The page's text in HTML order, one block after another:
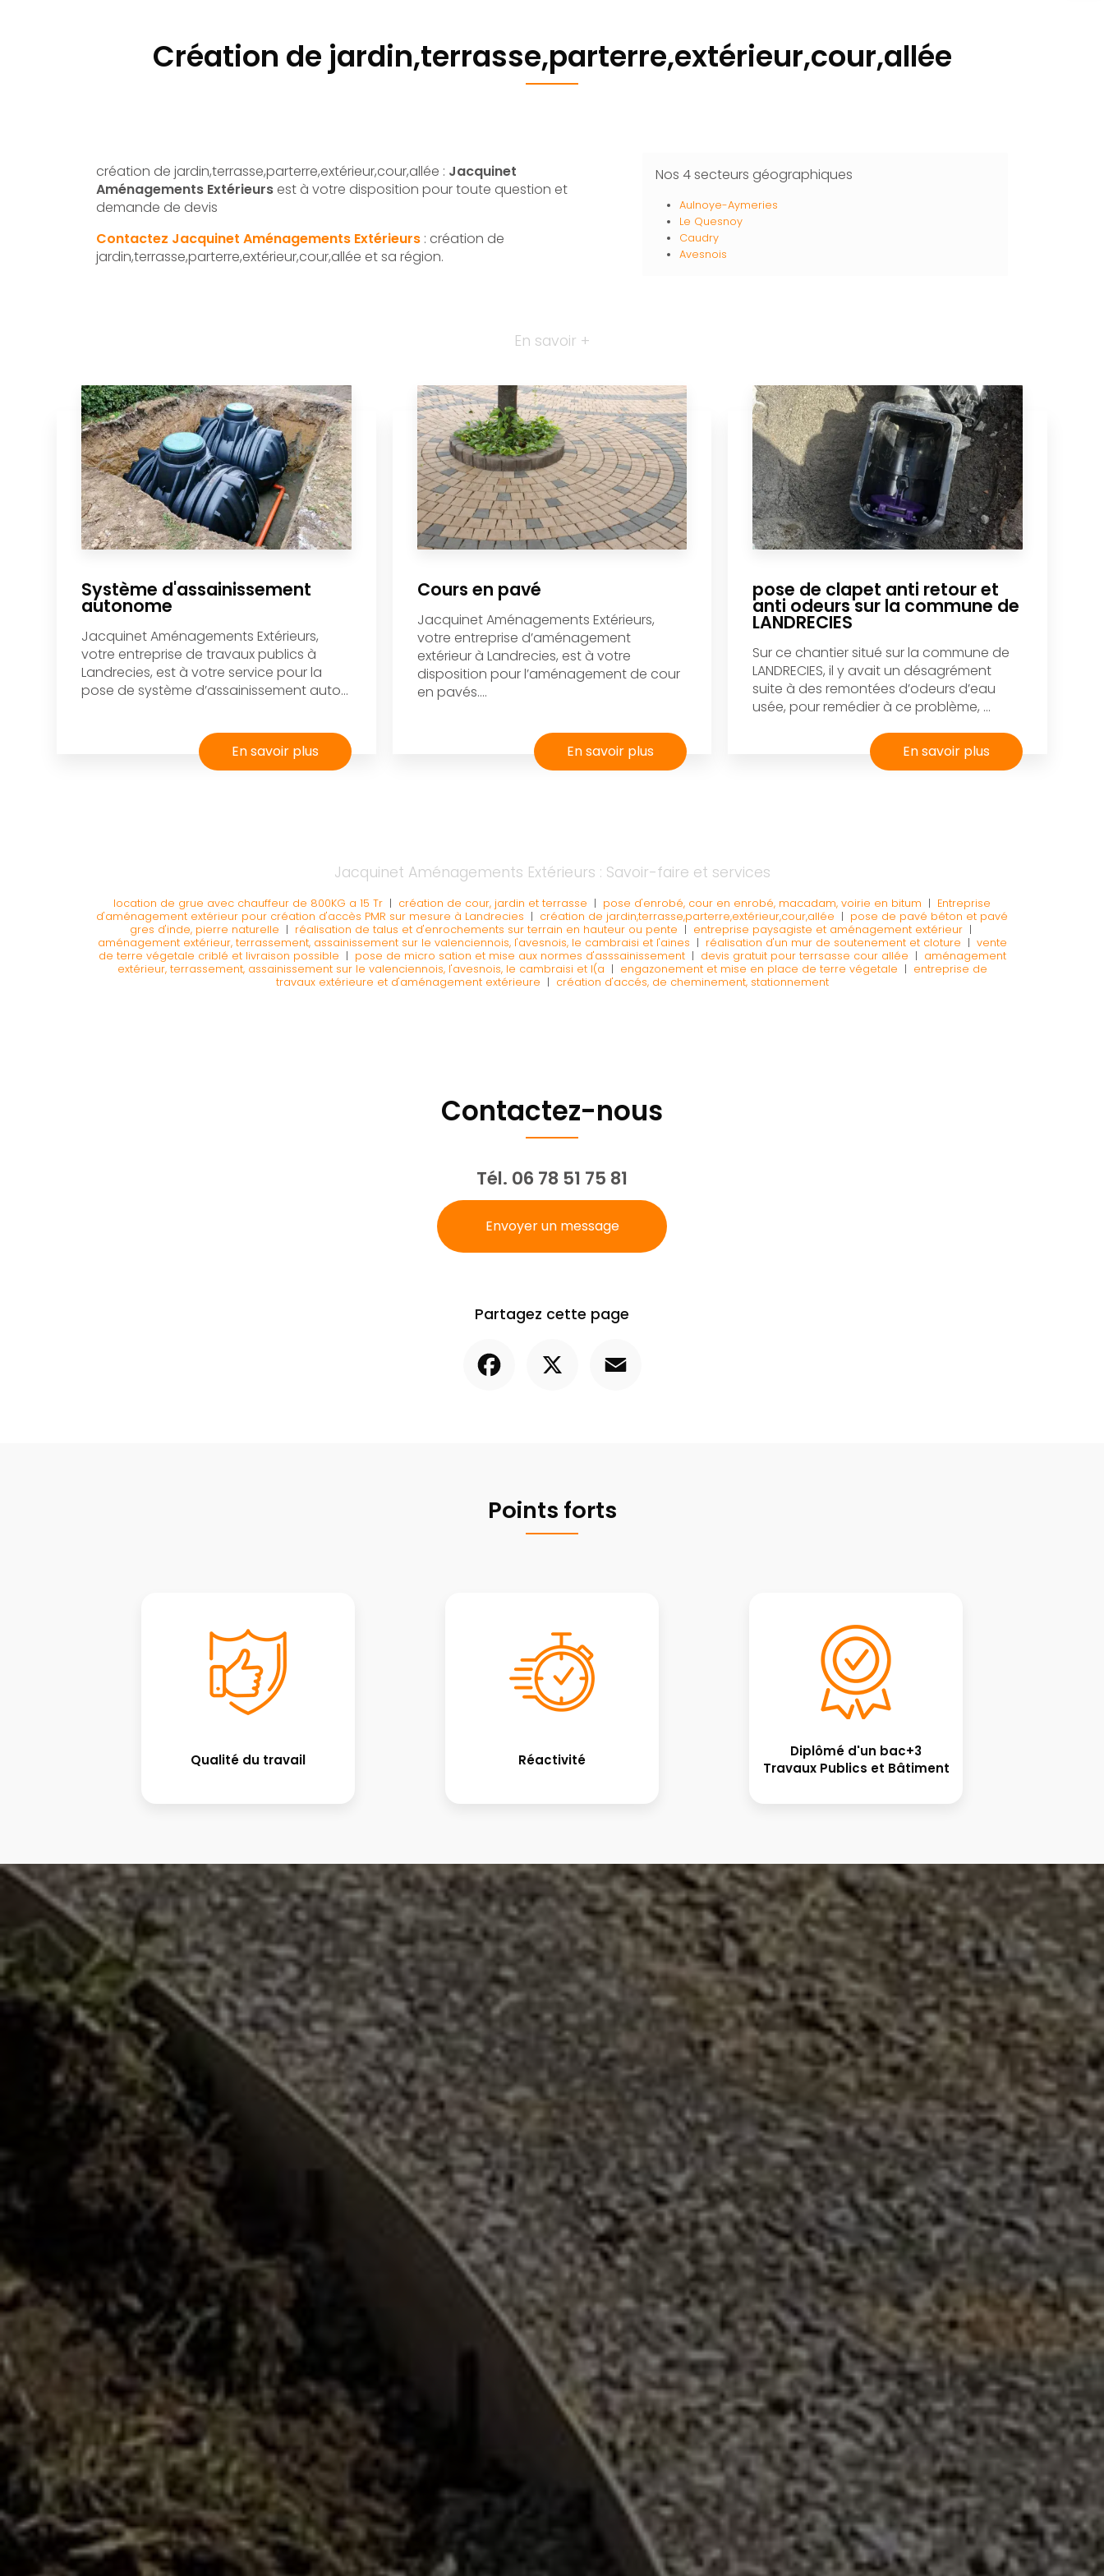
Création de jardin,terrasse,parterre,extérieur,cour,allée
création de jardin,terrasse,parterre,extérieur,cour,allée : Jacquinet
Aménagements Extérieurs est à votre disposition pour toute question et
demande de devis
Contactez Jacquinet Aménagements Extérieurs : création de
jardin,terrasse,parterre,extérieur,cour,allée et sa région.
Nos 4 secteurs géographiques
Aulnoye-Aymeries
Le Quesnoy
Caudry
Avesnois
En savoir +
Système d'assainissement
autonome
Jacquinet Aménagements Extérieurs,
votre entreprise de travaux publics à
Landrecies, est à votre service pour la
pose de système d’assainissement auto...
En savoir plus
Cours en pavé
Jacquinet Aménagements Extérieurs,
votre entreprise d’aménagement
extérieur à Landrecies, est à votre
disposition pour l’aménagement de cour
en pavés....
En savoir plus
pose de clapet anti retour et
anti odeurs sur la commune de
LANDRECIES
Sur ce chantier situé sur la commune de
LANDRECIES, il y avait un désagrément
suite à des remontées d’odeurs d’eau
usée, pour remédier à ce problème, ...
En savoir plus
Jacquinet Aménagements Extérieurs : Savoir-faire et services
location de grue avec chauffeur de 800KG a 15 Tr | création de cour, jardin et terrasse | pose d'enrobé, cour en enrobé, macadam, voirie en bitum | Entreprise
d'aménagement extérieur pour création d'accès PMR sur mesure à Landrecies | création de jardin,terrasse,parterre,extérieur,cour,allée | pose de pavé béton et pavé
gres d'inde, pierre naturelle | réalisation de talus et d'enrochements sur terrain en hauteur ou pente | entreprise paysagiste et aménagement extérieur|
aménagement extérieur, terrassement, assainissement sur le valenciennois, l'avesnois, le cambraisi et l'aines | réalisation d'un mur de soutenement et cloture | vente
de terre végetale criblé et livraison possible | pose de micro sation et mise aux normes d'asssainissement| devis gratuit pour terrsasse cour allée | aménagement
extérieur, terrassement, assainissement sur le valenciennois, l'avesnois, le cambraisi et l(a | engazonement et mise en place de terre végetale | entreprise de
travaux extérieure et d'aménagement extérieure | création d'accés, de cheminement, stationnement
Contactez-nous
Tél. 06 78 51 75 81
Envoyer un message
Partagez cette page
Points forts
Qualité du travail Réactivité
Diplômé d'un bac+3
Travaux Publics et Bâtiment